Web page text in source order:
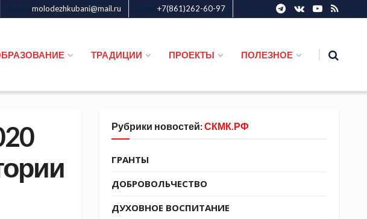
molodezhkubani@mail.ru +7(861)262-60-97
ТРАДИЦИИ ПРОЕКТЫ ПОЛЕЗНОЕ
Рубрики новостей:СКМК.РФ
ГРАНТЫ
ДОБРОВОЛЬЧЕСТВО
ДУХОВНОЕ ВОСПИТАНИЕ